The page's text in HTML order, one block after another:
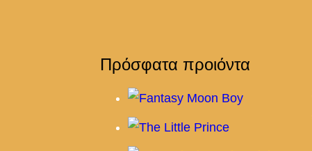
Πρόσφατα προιόντα